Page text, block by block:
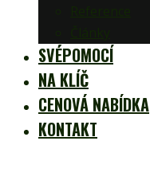
SVÉPOMOCÍ
NA KLÍČ
CENOVÁ NABÍDKA
KONTAKT